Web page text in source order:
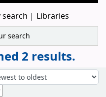
Libraries
search
2 results.